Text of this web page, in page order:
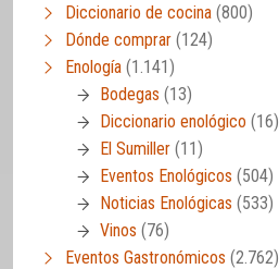
Diccionario de cocina (800)
Dónde comprar (124)
Enología (1.141)
Bodegas (13)
Diccionario enológico (16)
El Sumiller (11)
Eventos Enológicos (504)
Noticias Enológicas (533)
Vinos (76)
Eventos Gastronómicos (2.762)